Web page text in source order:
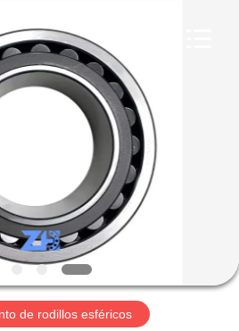
de rodillos esféricos